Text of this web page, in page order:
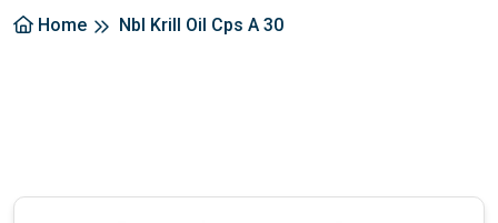
Home Nbl Krill Oil Cps A 30